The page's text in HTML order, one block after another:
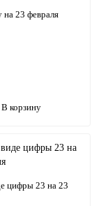
23 февраля
В корзину
цифры 23 на 23